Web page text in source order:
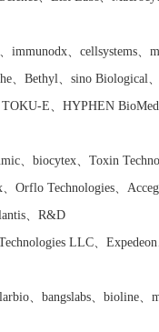
、immunodx 、cellsystems 、
、Bethyl 、sino Biological
TOKU-E 、HYPHEN BioMed
、biocytex 、Toxin
、Orflo Technologies
、R&D
LLC 、Expedeon
、bangslabs 、bioline 、